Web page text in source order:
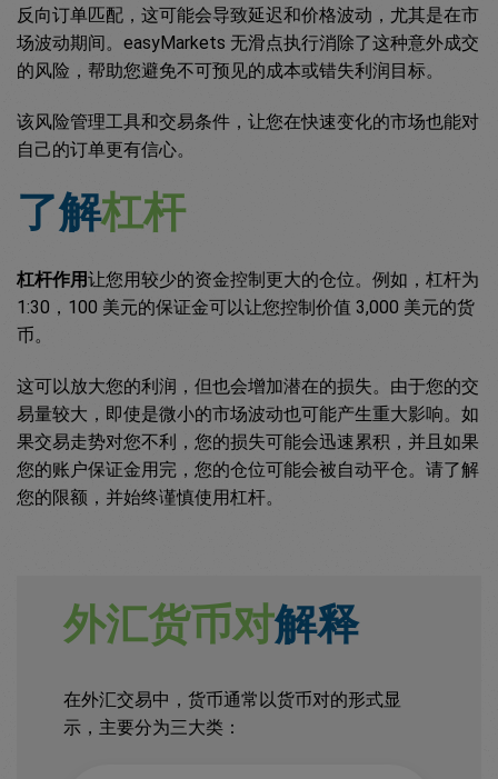
反向订单匹配，这可能会导致延迟和价格波动，尤其是在市
场波动期间。easyMarkets 无滑点执行消除了这种意外成交
的风险，帮助您避免不可预见的成本或错失利润目标。
该风险管理工具和交易条件，让您在快速变化的市场也能对
自己的订单更有信心。
了解杠杆
杠杆作用让您用较少的资金控制更大的仓位。例如，杠杆为
1:30，100 美元的保证金可以让您控制价值 3,000 美元的货
币。
这可以放大您的利润，但也会增加潜在的损失。由于您的交
易量较大，即使是微小的市场波动也可能产生重大影响。如
果交易走势对您不利，您的损失可能会迅速累积，并且如果
您的账户保证金用完，您的仓位可能会被自动平仓。请了解
您的限额，并始终谨慎使用杠杆。
外汇货币对解释
在外汇交易中，货币通常以货币对的形式显
示，主要分为三大类：